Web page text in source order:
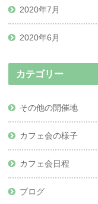
2020年7月
2020年6月
カテゴリー
その他の開催地
カフェ会の様子
カフェ会日程
ブログ